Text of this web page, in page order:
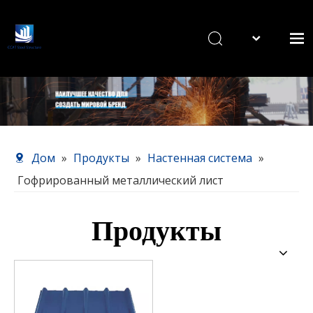
Продукты
О нас
Новости
Дом » Продукты » Настенная система »
Гофрированный металлический лист
Продукты